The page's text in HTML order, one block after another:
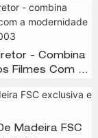
- Combina
Filmes Com A
Madeira FSC